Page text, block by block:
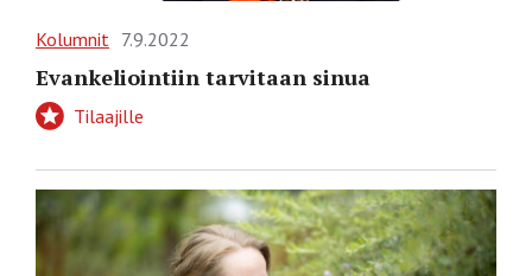
Kolumnit 7.9.2022
Evankeliointiin tarvitaan sinua
Tilaajille